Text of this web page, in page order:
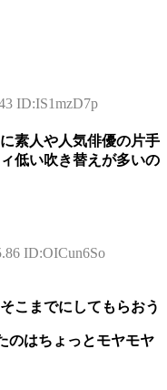
ID:IS1mzD7p
素人や人気俳優の片手
低い吹き替えが多いの
ID:OICun6So
こまでにしてもらおう
のはちょっとモヤモヤ